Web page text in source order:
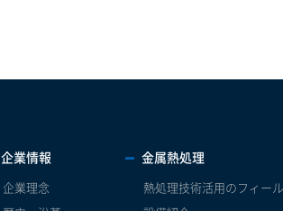
企業情報
企業理念
金属熱処理
熱処理技術活用のフィー